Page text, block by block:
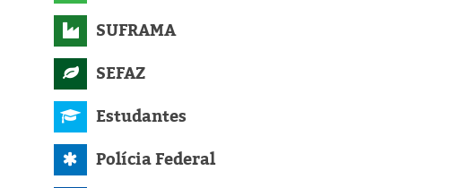
SUFRAMA
SEFAZ
Estudantes
Polícia Federal